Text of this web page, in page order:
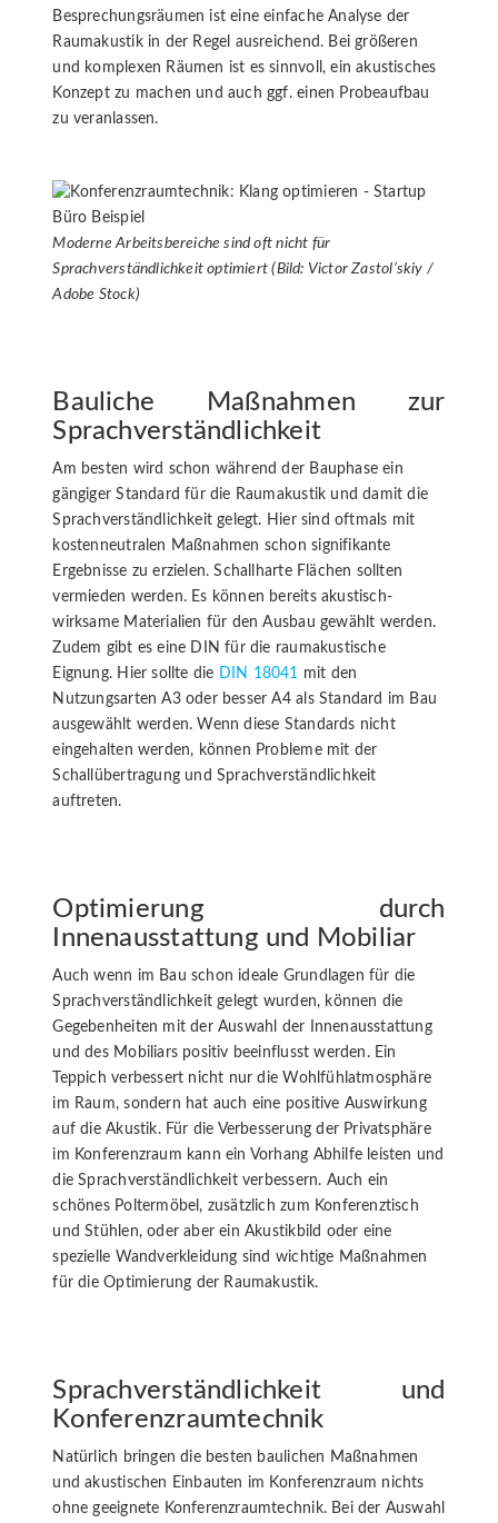
Besprechungsräumen ist eine einfache Analyse der
Raumakustik in der Regel ausreichend. Bei größeren
und komplexen Räumen ist es sinnvoll, ein akustisches
Konzept zu machen und auch ggf. einen Probeaufbau
zu veranlassen.
Moderne Arbeitsbereiche sind oft nicht für
Sprachverständlichkeit optimiert (Bild: Victor Zastol’skiy /
Adobe Stock)
Bauliche Maßnahmen zur
Sprachverständlichkeit
Am besten wird schon während der Bauphase ein
gängiger Standard für die Raumakustik und damit die
Sprachverständlichkeit gelegt. Hier sind oftmals mit
kostenneutralen Maßnahmen schon signifikante
Ergebnisse zu erzielen. Schallharte Flächen sollten
vermieden werden. Es können bereits akustisch-
wirksame Materialien für den Ausbau gewählt werden.
Zudem gibt es eine DIN für die raumakustische
Eignung. Hier sollte die DIN 18041 mit den
Nutzungsarten A3 oder besser A4 als Standard im Bau
ausgewählt werden. Wenn diese Standards nicht
eingehalten werden, können Probleme mit der
Schallübertragung und Sprachverständlichkeit
auftreten.
Optimierung durch
Innenausstattung und Mobiliar
Auch wenn im Bau schon ideale Grundlagen für die
Sprachverständlichkeit gelegt wurden, können die
Gegebenheiten mit der Auswahl der Innenausstattung
und des Mobiliars positiv beeinflusst werden. Ein
Teppich verbessert nicht nur die Wohlfühlatmosphäre
im Raum, sondern hat auch eine positive Auswirkung
auf die Akustik. Für die Verbesserung der Privatsphäre
im Konferenzraum kann ein Vorhang Abhilfe leisten und
die Sprachverständlichkeit verbessern. Auch ein
schönes Poltermöbel, zusätzlich zum Konferenztisch
und Stühlen, oder aber ein Akustikbild oder eine
spezielle Wandverkleidung sind wichtige Maßnahmen
für die Optimierung der Raumakustik.
Sprachverständlichkeit und
Konferenzraumtechnik
Natürlich bringen die besten baulichen Maßnahmen
und akustischen Einbauten im Konferenzraum nichts
ohne geeignete Konferenzraumtechnik. Bei der Auswahl